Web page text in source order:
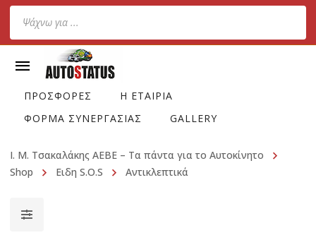
Products
search
ΠΡΟΣΦΟΡΕΣ
Η ΕΤΑΙΡΙΑ
ΦΟΡΜΑ ΣΥΝΕΡΓΑΣΙΑΣ
GALLERY
Ι. Μ. Τσακαλάκης ΑΕΒΕ – Τα πάντα για το Αυτοκίνητο
Shop
Ειδη S.O.S Αντικλεπτικά